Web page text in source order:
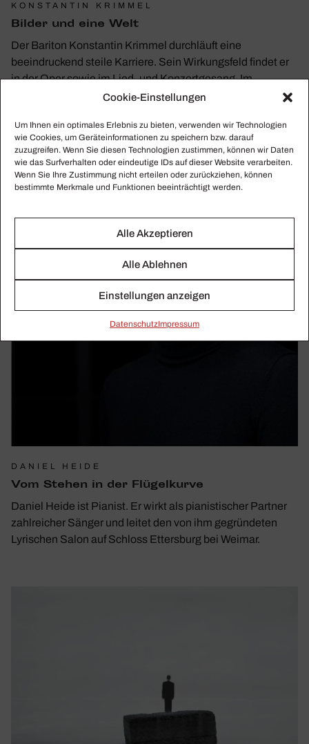
Cookie-Einstellungen
Um Ihnen ein optimales Erlebnis zu bieten, verwenden wir Technologien
wie Cookies, um Geräteinformationen zu speichern bzw. darauf
zuzugreifen. Wenn Sie diesen Technologien zustimmen, können wir Daten
wie das Surfverhalten oder eindeutige IDs auf dieser Website verarbeiten.
Wenn Sie Ihre Zustimmung nicht erteilen oder zurückziehen, können
bestimmte Merkmale und Funktionen beeinträchtigt werden.
Alle Akzeptieren
Alle Ablehnen
Einstellungen anzeigen
Daten­schutzImpressum
KONSTANTIN KRIMMEL
Bilder und eine Welt
Der Bariton Konstantin Krimmel durchläuft eine
beeindruckend steile Karriere. Sein Wirkungsfeld findet er
in der Oper sowie im Lied- und Konzertgesang. Im
Gespräch erzählt von bewegenden Erfahrungen und
DANIEL HEIDE
Vom Stehen in der Flügel­kurve
Daniel Heide ist Pianist. Er wirkt als pianistischer Partner
zahlreicher Sänger und leitet den von ihm gegründeten
Lyrischen Salon auf Schloss Ettersburg bei Weimar.